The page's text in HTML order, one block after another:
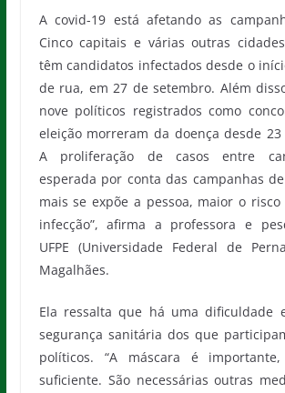
A covid-19 está afetando as
Cinco capitais e várias outras
têm candidatos infectados desde o
de rua, em 27 de setembro. Além
nove políticos registrados como
eleição morreram da doença desde
A proliferação de casos entre
esperada por conta das campanhas
mais se expõe a pessoa, maior o
infecção”, afirma a professora e
UFPE (Universidade Federal de
Magalhães.
Ela ressalta que há uma dificuldade
segurança sanitária dos que
políticos. “A máscara é
suficiente. São necessárias outras